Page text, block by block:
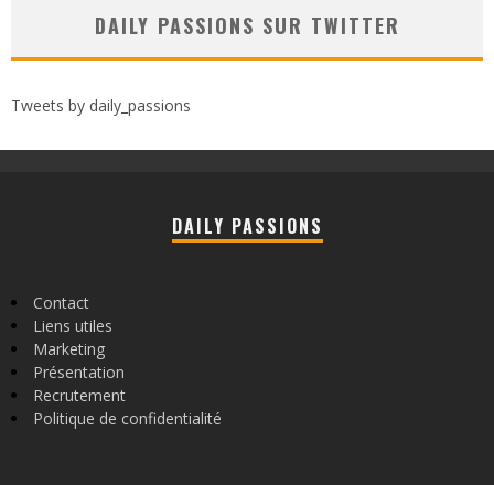
DAILY PASSIONS SUR TWITTER
Tweets by daily_passions
DAILY PASSIONS
Contact
Liens utiles
Marketing
Présentation
Recrutement
Politique de confidentialité